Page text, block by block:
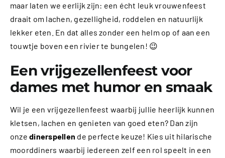
maar laten we eerlijk zijn: een écht leuk vrouwenfeest
draait om lachen, gezelligheid, roddelen en natuurlijk
lekker eten. En dat alles zonder een helm op of aan een
touwtje boven een rivier te bungelen! 😉
Een vrijgezellenfeest voor
dames met humor en smaak
Wil je een vrijgezellenfeest waarbij jullie heerlijk kunnen
kletsen, lachen en genieten van goed eten? Dan zijn
onzedinerspellen de perfecte keuze! Kies uit hilarische
moorddiners waarbij iedereen zelf een rol speelt in een